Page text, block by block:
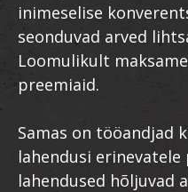
inimeselise
seonduvad arved
Loomulikult
preemiaid.
Samas on tööandjad
lahendusi
lahendused hõljuvad